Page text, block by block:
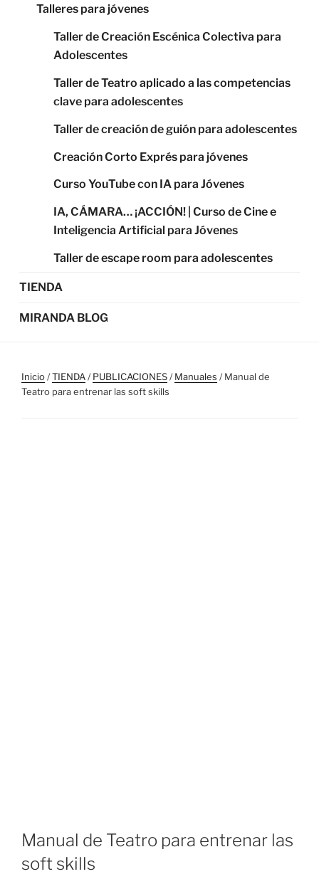
Talleres para jóvenes
Taller de Creación Escénica Colectiva para
Adolescentes
Taller de Teatro aplicado a las competencias
clave para adolescentes
Taller de creación de guión para adolescentes
Creación Corto Exprés para jóvenes
Curso YouTube con IA para Jóvenes
IA, CÁMARA… ¡ACCIÓN! | Curso de Cine e
Inteligencia Artificial para Jóvenes
Taller de escape room para adolescentes
TIENDA
MIRANDA BLOG
Inicio/TIENDA/PUBLICACIONES/Manuales / Manual de
Teatro para entrenar las soft skills
Manual de Teatro para entrenar las
soft skills